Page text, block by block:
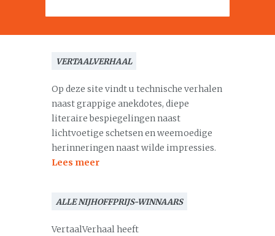
VERTAALVERHAAL
Op deze site vindt u technische verhalen
naast grappige anekdotes, diepe
literaire bespiegelingen naast
lichtvoetige schetsen en weemoedige
herinneringen naast wilde impressies.
Lees meer
ALLE NIJHOFFPRIJS-WINNAARS
VertaalVerhaal heeft